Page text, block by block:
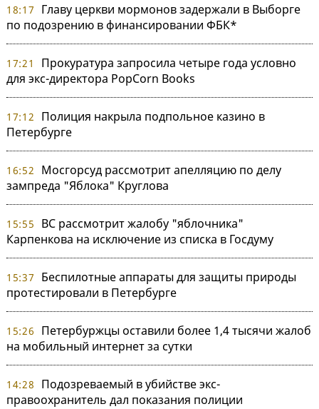
18:17
Главу церкви мормонов задержали в Выборге
по подозрению в финансировании ФБК*
17:21
Прокуратура запросила четыре года условно
для экс-директора PopCorn Books
17:12
Полиция накрыла подпольное казино в
Петербурге
16:52
Мосгорсуд рассмотрит апелляцию по делу
зампреда "Яблока" Круглова
15:55
ВС рассмотрит жалобу "яблочника"
Карпенкова на исключение из списка в Госдуму
15:37
Беспилотные аппараты для защиты природы
протестировали в Петербурге
15:26
Петербуржцы оставили более 1,4 тысячи жалоб
на мобильный интернет за сутки
14:28
Подозреваемый в убийстве экс-
правоохранитель дал показания полиции